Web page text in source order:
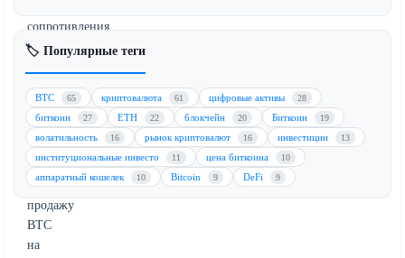
сопротивления
в
продемонстрировав
устойчивость
рынка,
несмотря
на
недавнюю
продажу
BTC
на
🏷️ Популярные теги
BTC 65 криптовалюта 61 цифровые активы 28
биткоин 27 ETH 22 блокчейн 20 Биткоин 19
волатильность 16 рынок криптовалют 16 инвестиции 13
институциональные инвесто 11 цена биткоина 10
аппаратный кошелек 10 Bitcoin 9 DeFi 9